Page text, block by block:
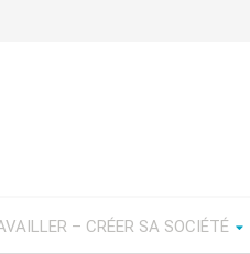
– CRÉER SA SOCIÉTÉ